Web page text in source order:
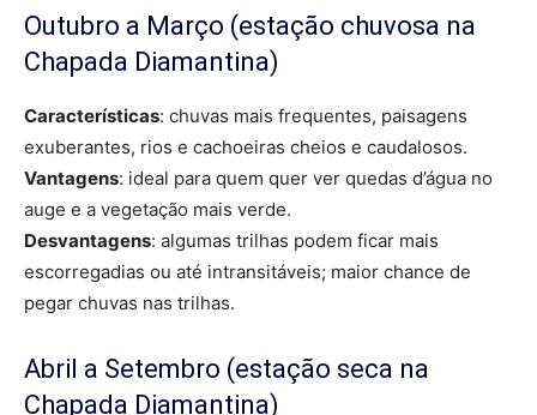
Outubro a Março (estação chuvosa na
Chapada Diamantina)
Características: chuvas mais frequentes, paisagens
exuberantes, rios e cachoeiras cheios e caudalosos.
Vantagens: ideal para quem quer ver quedas d’água no
auge e a vegetação mais verde.
Desvantagens: algumas trilhas podem ficar mais
escorregadias ou até intransitáveis; maior chance de
pegar chuvas nas trilhas.
Abril a Setembro (estação seca na
Chapada Diamantina)